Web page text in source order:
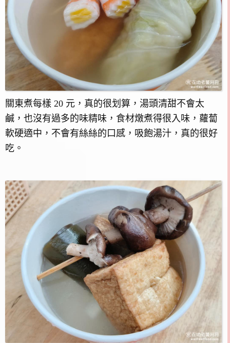
關東煮每樣 20 元，真的很划算，湯頭清甜不會太
鹹，也沒有過多的味精味，食材燉煮得很入味，蘿蔔
軟硬適中，不會有絲絲的口感，吸飽湯汁，真的很好
吃。